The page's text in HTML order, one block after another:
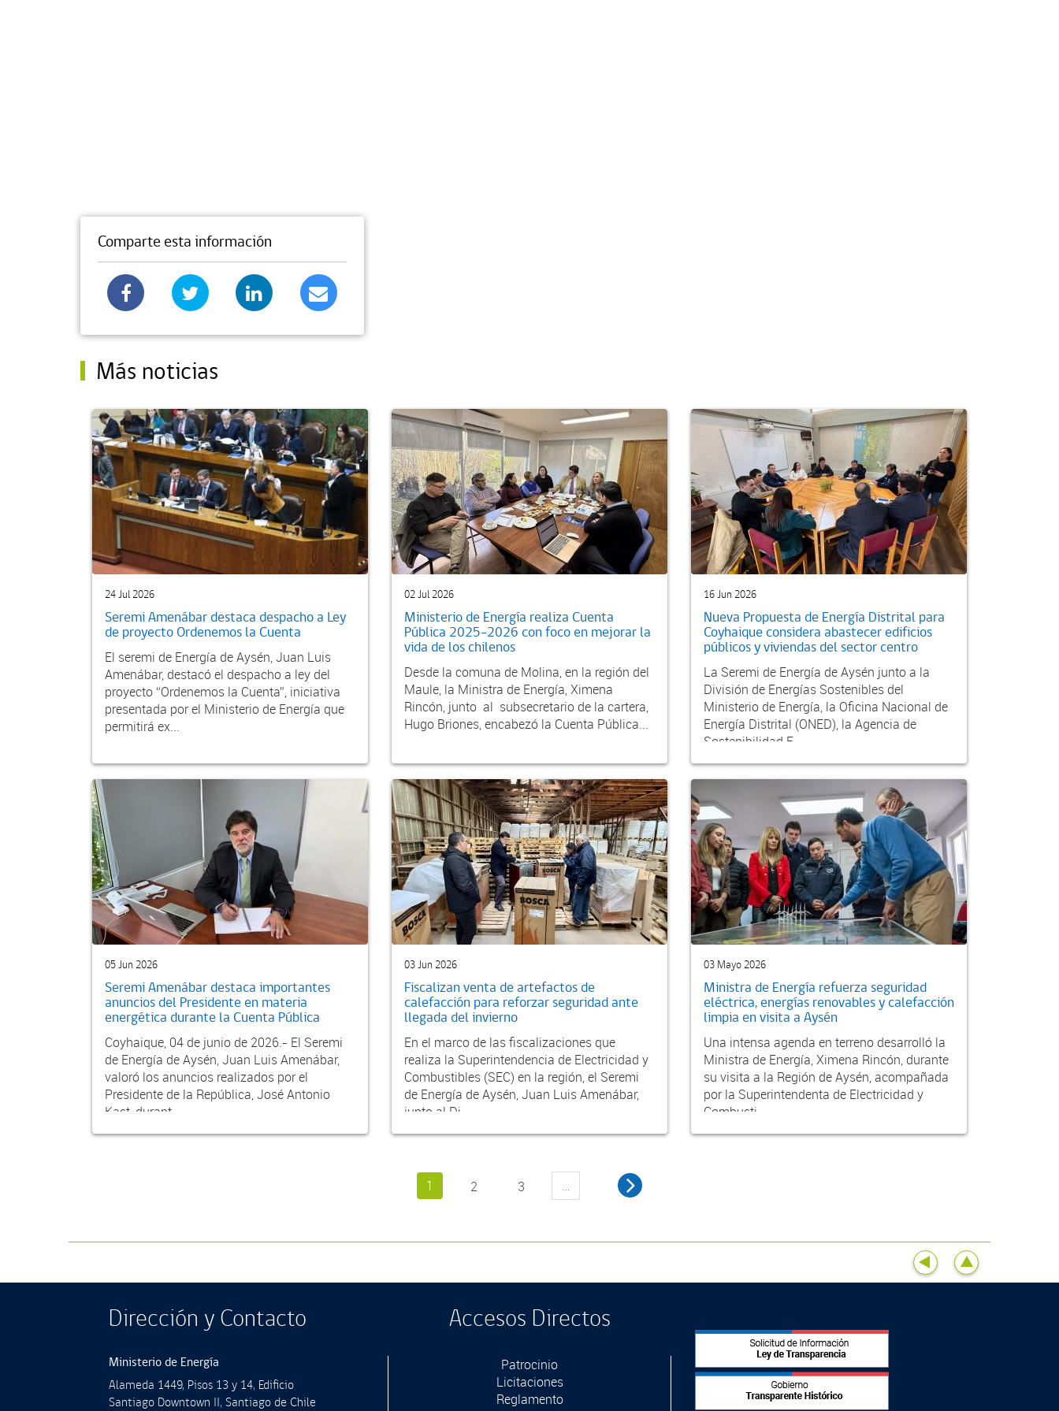
Comparte esta información
Más noticias
24 Jul 2026
Seremi Amenábar destaca despacho a Ley
de proyecto Ordenemos la Cuenta
El seremi de Energía de Aysén, Juan Luis
Amenábar, destacó el despacho a ley del
proyecto “Ordenemos la Cuenta”, iniciativa
presentada por el Ministerio de Energía que
permitirá ex...
02 Jul 2026
Ministerio de Energía realiza Cuenta
Pública 2025-2026 con foco en mejorar la
vida de los chilenos
Desde la comuna de Molina, en la región del
Maule, la Ministra de Energía, Ximena
Rincón, junto al subsecretario de la cartera,
Hugo Briones, encabezó la Cuenta Pública...
16 Jun 2026
Nueva Propuesta de Energía Distrital para
Coyhaique considera abastecer edificios
públicos y viviendas del sector centro
La Seremi de Energía de Aysén junto a la
División de Energías Sostenibles del
Ministerio de Energía, la Oficina Nacional de
Energía Distrital (ONED), la Agencia de
Sostenibilidad E...
05 Jun 2026
Seremi Amenábar destaca importantes
anuncios del Presidente en materia
energética durante la Cuenta Pública
Coyhaique, 04 de junio de 2026.- El Seremi
de Energía de Aysén, Juan Luis Amenábar,
valoró los anuncios realizados por el
Presidente de la República, José Antonio
Kast, durant...
03 Jun 2026
Fiscalizan venta de artefactos de
calefacción para reforzar seguridad ante
llegada del invierno
En el marco de las fiscalizaciones que
realiza la Superintendencia de Electricidad y
Combustibles (SEC) en la región, el Seremi
de Energía de Aysén, Juan Luis Amenábar,
junto al Di...
03 Mayo 2026
Ministra de Energía refuerza seguridad
eléctrica, energías renovables y calefacción
limpia en visita a Aysén
Una intensa agenda en terreno desarrolló la
Ministra de Energía, Ximena Rincón, durante
su visita a la Región de Aysén, acompañada
por la Superintendenta de Electricidad y
Combusti...
1 2 3 …
Dirección y Contacto
Ministerio de Energía
Alameda 1449, Pisos 13 y 14, Ediﬁcio
Santiago Downtown II, Santiago de Chile
Accesos Directos
Patrocinio
Licitaciones
Reglamento